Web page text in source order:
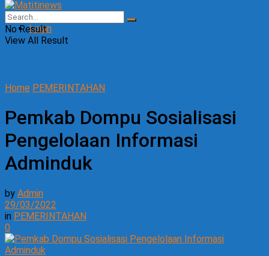
Login
No Result
View All Result
Home PEMERINTAHAN
Pemkab Dompu Sosialisasi
Pengelolaan Informasi
Adminduk
by Admin
29/03/2022
in PEMERINTAHAN
0